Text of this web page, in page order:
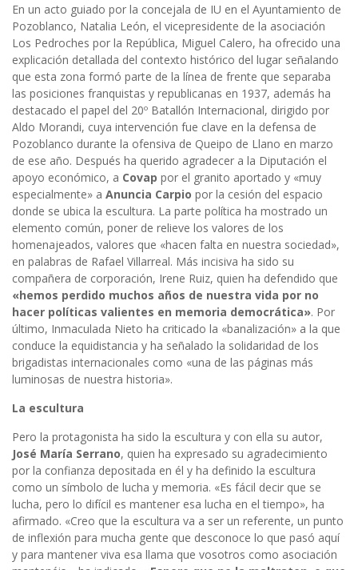
En un acto guiado por la concejala de IU en el Ayuntamiento de
Pozoblanco, Natalia León, el vicepresidente de la asociación
Los Pedroches por la República, Miguel Calero, ha ofrecido una
explicación detallada del contexto histórico del lugar señalando
que esta zona formó parte de la línea de frente que separaba
las posiciones franquistas y republicanas en 1937, además ha
destacado el papel del 20º Batallón Internacional, dirigido por
Aldo Morandi, cuya intervención fue clave en la defensa de
Pozoblanco durante la ofensiva de Queipo de Llano en marzo
de ese año. Después ha querido agradecer a la Diputación el
apoyo económico, a Covap por el granito aportado y «muy
especialmente» a Anuncia Carpio por la cesión del espacio
donde se ubica la escultura. La parte política ha mostrado un
elemento común, poner de relieve los valores de los
homenajeados, valores que «hacen falta en nuestra sociedad»,
en palabras de Rafael Villarreal. Más incisiva ha sido su
compañera de corporación, Irene Ruiz, quien ha defendido que
«hemos perdido muchos años de nuestra vida por no
hacer políticas valientes en memoria democrática». Por
último, Inmaculada Nieto ha criticado la «banalización» a la que
conduce la equidistancia y ha señalado la solidaridad de los
brigadistas internacionales como «una de las páginas más
luminosas de nuestra historia».
La escultura
Pero la protagonista ha sido la escultura y con ella su autor,
José María Serrano, quien ha expresado su agradecimiento
por la confianza depositada en él y ha definido la escultura
como un símbolo de lucha y memoria. «Es fácil decir que se
lucha, pero lo difícil es mantener esa lucha en el tiempo», ha
afirmado. «Creo que la escultura va a ser un referente, un punto
de inflexión para mucha gente que desconoce lo que pasó aquí
y para mantener viva esa llama que vosotros como asociación